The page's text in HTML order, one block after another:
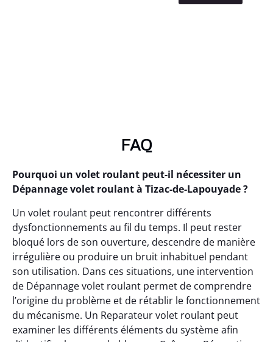
FAQ
Pourquoi un volet roulant peut-il nécessiter un
Dépannage volet roulant à Tizac-de-Lapouyade ?
Un volet roulant peut rencontrer différents
dysfonctionnements au fil du temps. Il peut rester
bloqué lors de son ouverture, descendre de manière
irrégulière ou produire un bruit inhabituel pendant
son utilisation. Dans ces situations, une intervention
de Dépannage volet roulant permet de comprendre
l’origine du problème et de rétablir le fonctionnement
du mécanisme. Un Reparateur volet roulant peut
examiner les différents éléments du système afin